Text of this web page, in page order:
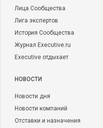
Лица Сообщества
Лига экспертов
История Сообщества
Журнал Executive.ru
Executive отдыхает
НОВОСТИ
Новости дня
Новости компаний
Отставки и назначения